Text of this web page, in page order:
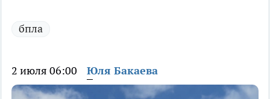
бпла
2 июля 06:00 Юля Бакаева